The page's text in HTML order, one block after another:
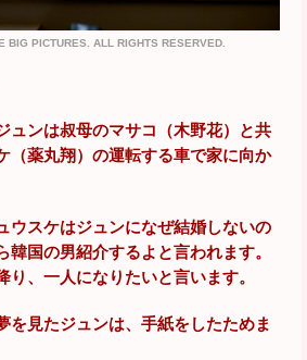
BIG PICTURES. ALL RIGHTS RESERVED.
ュンは叔母のマサコ（木野花）と共
（薬丸翔）の運転する車で家に向か
ウスケはジュンになぜ結婚しないの
韓国の男紹介するよと言われます。
り、一人になりたいと言います。
を見たジュンは、手紙をしたためま